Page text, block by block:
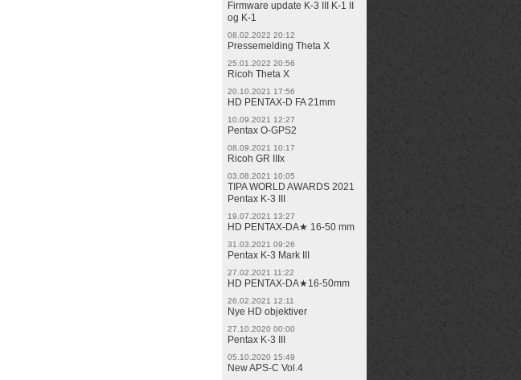
Firmware update K-3 III K-1 II
og K-1
08.02.2022 20:12
Pressemelding Theta X
25.01.2022 20:56
Ricoh Theta X
20.10.2021 17:56
HD PENTAX-D FA 21mm
10.09.2021 12:27
Pentax O-GPS2
08.09.2021 10:17
Ricoh GR IIIx
03.08.2021 10:05
TIPA WORLD AWARDS 2021
Pentax K-3 III
19.07.2021 13:27
HD PENTAX-DA★ 16-50 mm
31.03.2021 09:26
Pentax K-3 Mark III
27.02.2021 11:22
HD PENTAX-DA★16-50mm
26.02.2021 12:11
Nye HD objektiver
27.10.2020 00:00
Pentax K-3 III
05.10.2020 15:49
New APS-C Vol.4